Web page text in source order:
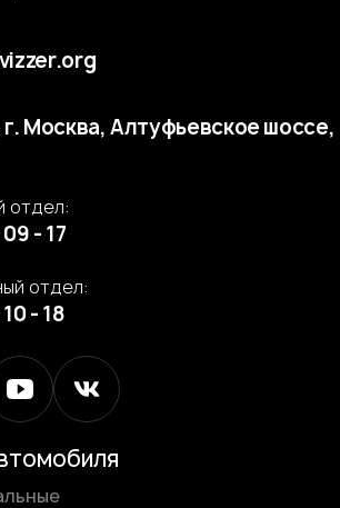
г. Москва, Алтуфьевское шоссе,
отдел:
- 17
отдел:
- 18